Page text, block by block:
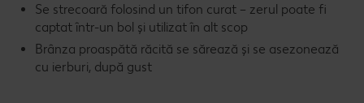
Se strecoară folosind un tifon curat – zerul poate fi
captat într-un bol și utilizat în alt scop
Brânza proaspătă răcită se sărează și se asezonează
cu ierburi, după gust